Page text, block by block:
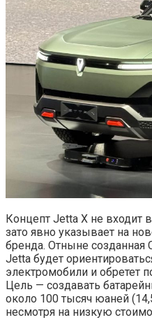
Концепт Jettа X не входит
зато явно указывает на
бренда. Отныне созданная
Jettа будет
электромобили и обретет
Цель — создавать
около 100 тысяч юаней
несмотря на низкую